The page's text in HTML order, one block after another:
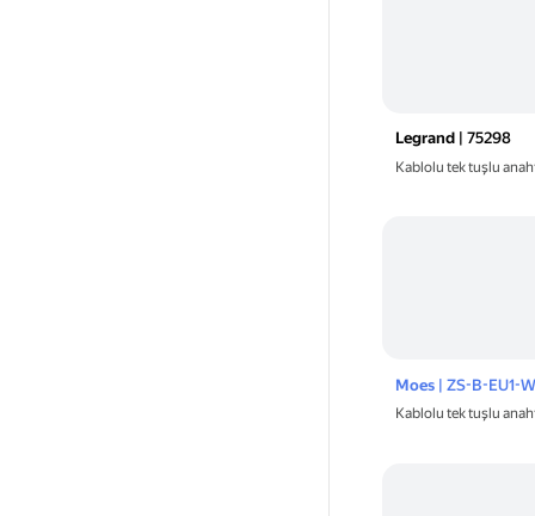
Legrand| 75298
Kablolu tek tuşlu
Moes| ZS-B-EU1-
Kablolu tek tuşlu